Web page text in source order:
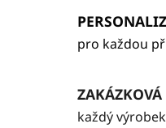
pro každou
každý